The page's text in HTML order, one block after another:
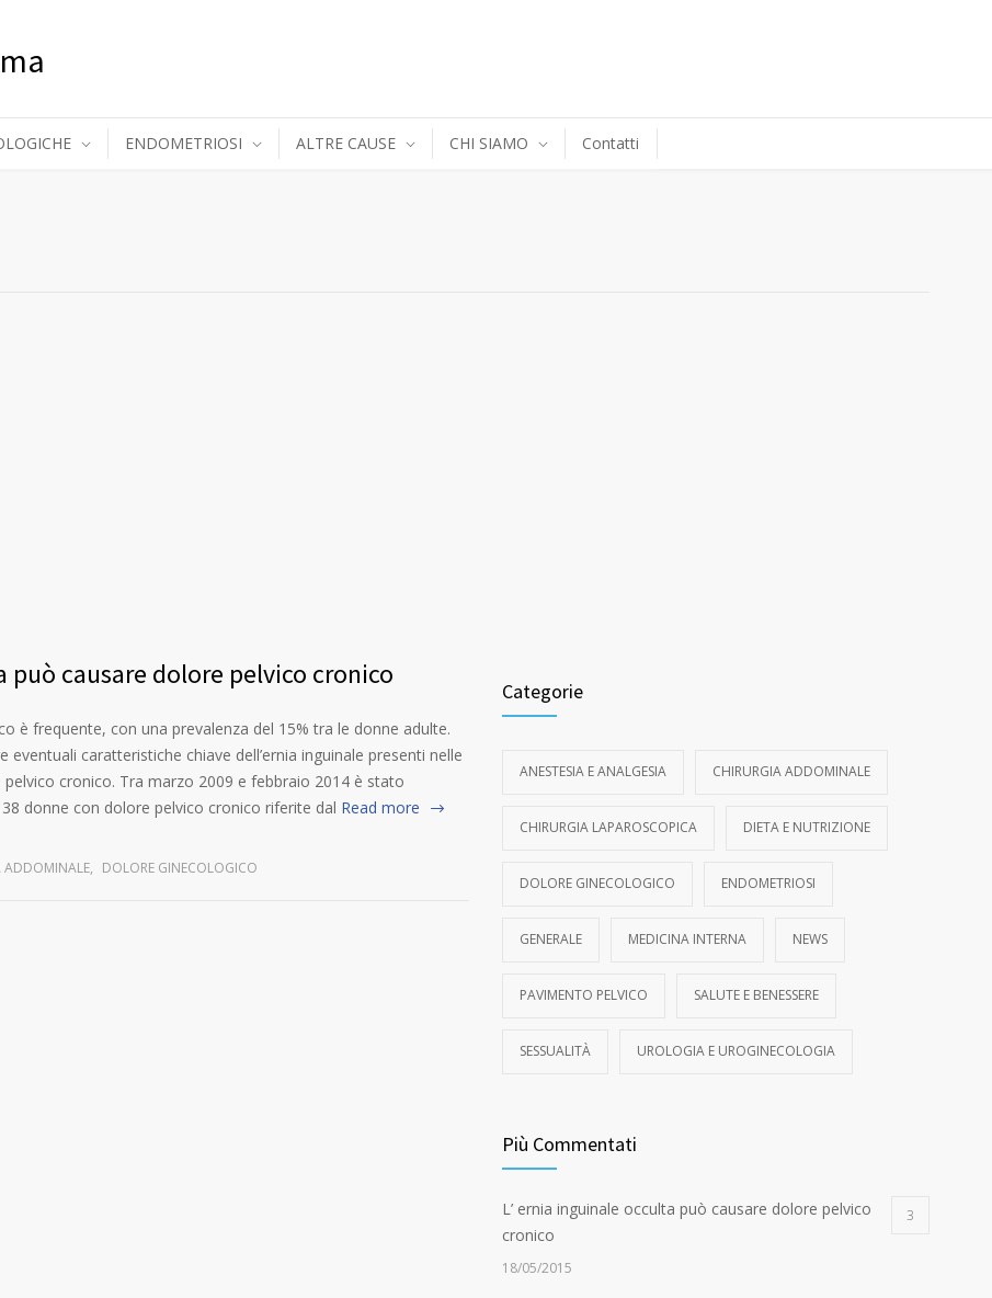
ENDOMETRIOSI ALTRE CAUSE CHI SIAMO Contatti
può causare dolore pelvico cronico
è frequente, con una prevalenza del 15% tra le donne adulte.
caratteristiche chiave dell’ernia inguinale presenti nelle
cronico. Tra marzo 2009 e febbraio 2014 è stato
donne con dolore pelvico cronico riferite dal Read more
ADDOMINALE, DOLORE GINECOLOGICO
Categorie
ANESTESIA E ANALGESIA CHIRURGIA ADDOMINALE
CHIRURGIA LAPAROSCOPICA DIETA E NUTRIZIONE
DOLORE GINECOLOGICO ENDOMETRIOSI
GENERALE MEDICINA INTERNA NEWS
PAVIMENTO PELVICO SALUTE E BENESSERE
SESSUALITÀ UROLOGIA E UROGINECOLOGIA
Più Commentati
L’ ernia inguinale occulta può causare dolore pelvico
cronico
3
18/05/2015